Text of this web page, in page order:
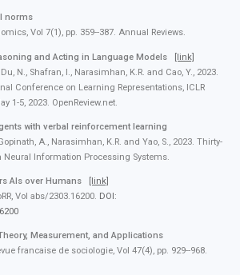
norms
Vol 7(1), pp. 359--387. Annual Reviews.
and Acting in Language Models
[link]
N., Shafran, I., Narasimhan, K.R. and Cao, Y., 2023.
Conference on Learning Representations, ICLR
1-5, 2023. OpenReview.net.
with verbal reinforcement learning
A., Narasimhan, K.R. and Yao, S., 2023. Thirty-
Neural Information Processing Systems.
AIs over Humans
[link]
Vol abs/2303.16200. DOI:
Measurement, and Applications
francaise de sociologie, Vol 47(4), pp. 929--968.